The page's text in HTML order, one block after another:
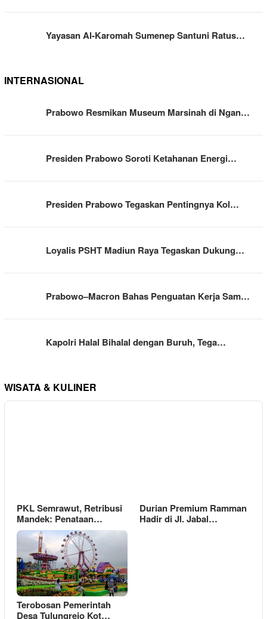
Yayasan Al-Karomah Sumenep Santuni Ratus…
INTERNASIONAL
Prabowo Resmikan Museum Marsinah di Ngan…
Presiden Prabowo Soroti Ketahanan Energi…
Presiden Prabowo Tegaskan Pentingnya Kol…
Loyalis PSHT Madiun Raya Tegaskan Dukung…
Prabowo–Macron Bahas Penguatan Kerja Sam…
Kapolri Halal Bihalal dengan Buruh, Tega…
WISATA & KULINER
PKL Semrawut, Retribusi
Mandek: Penataan…
Durian Premium Ramman
Hadir di Jl. Jabal…
Terobosan Pemerintah
Desa Tulungrejo Kot…